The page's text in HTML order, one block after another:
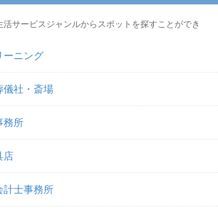
サービスジャンルからスポットを探すことができ
ーニング
儀社・斎場
務所
店
計士事務所